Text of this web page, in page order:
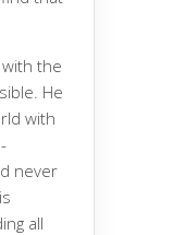
the
He
with
never
all